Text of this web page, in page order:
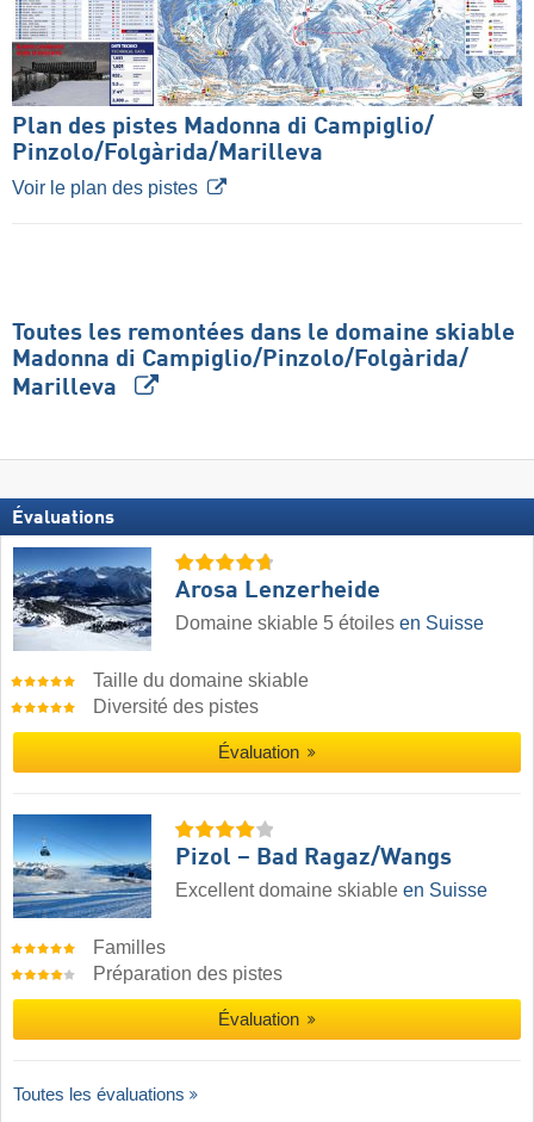
Plan des pistes Madonna di Campiglio/​
Pinzolo/​Folgàrida/​Marilleva
Voir le plan des pistes
Toutes les remontées dans le domaine skiable
Madonna di Campiglio/​Pinzolo/​Folgàrida/​
Marilleva
Évaluations
Arosa Lenzerheide
Domaine skiable 5 étoiles en Suisse
Taille du domaine skiable
Diversité des pistes
Évaluation
Pizol – Bad Ragaz/​Wangs
Excellent domaine skiable en Suisse
Familles
Préparation des pistes
Évaluation
Toutes les évaluations